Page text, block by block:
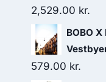
2,529.00 kr.
BOBO
579.00 kr.